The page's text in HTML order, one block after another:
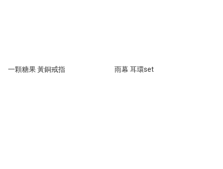
一顆糖果 黃銅戒指 雨幕 耳環set